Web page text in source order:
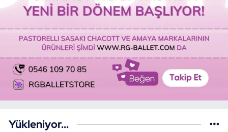
Yükleniyor...